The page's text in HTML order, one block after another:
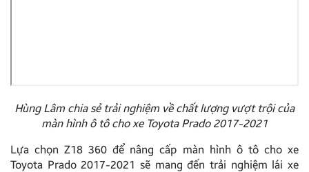
Hùng Lâm chia sẻ trải nghiệm về chất lượng vượt trội của
màn hình ô tô cho xe Toyota Prado 2017-2021
Lựa chọn Z18 360 để nâng cấp màn hình ô tô cho xe
Toyota Prado 2017-2021 sẽ mang đến trải nghiệm lái xe